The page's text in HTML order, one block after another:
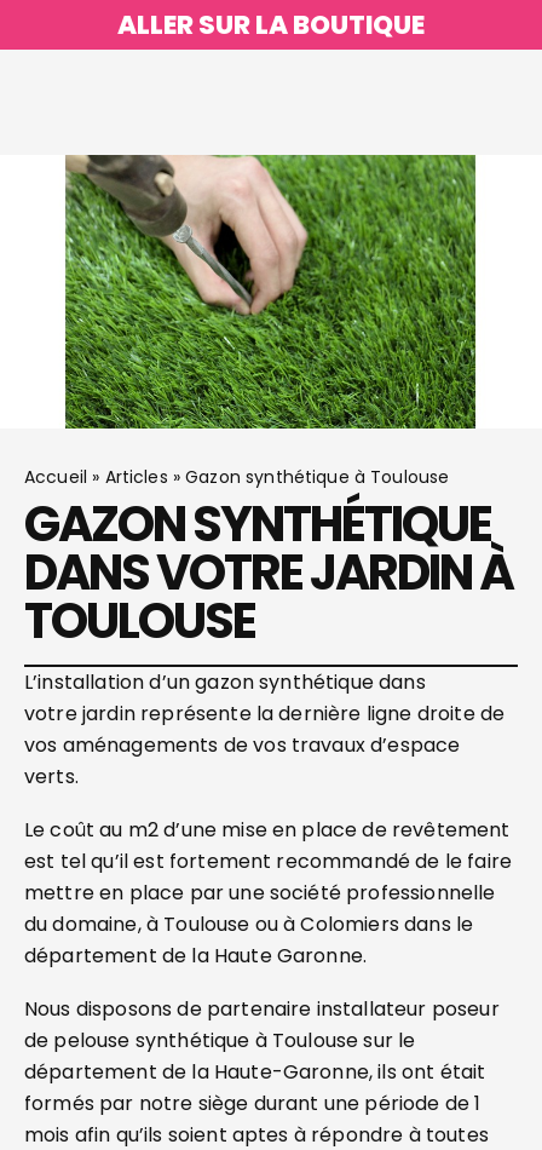
ALLER SUR LA BOUTIQUE
Accueil » Articles »Gazon synthétique à Toulouse
GAZON SYNTHÉTIQUE
DANS VOTRE JARDIN À
TOULOUSE
L’installation d’un gazon synthétique dans
votre jardin représente la dernière ligne droite de
vos aménagements de vos travaux d’espace
verts.
Le coût au m2 d’une mise en place de revêtement
est tel qu’il est fortement recommandé de le faire
mettre en place par une société professionnelle
du domaine, à Toulouse ou à Colomiers dans le
département de la Haute Garonne.
Nous disposons de partenaire installateur poseur
de pelouse synthétique à Toulouse sur le
département de la Haute-Garonne, ils ont était
formés par notre siège durant une période de 1
mois afin qu’ils soient aptes à répondre à toutes